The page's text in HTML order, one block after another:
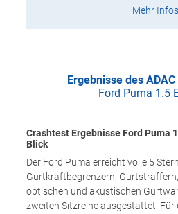
Mehr Infos
Ergebnisse des
Ford Puma 1.5
Crashtest Ergebnisse Ford Puma
Blick
Der Ford Puma erreicht volle 5
Gurtkraftbegrenzern,
optischen und akustischen
zweiten Sitzreihe ausgestattet. Für